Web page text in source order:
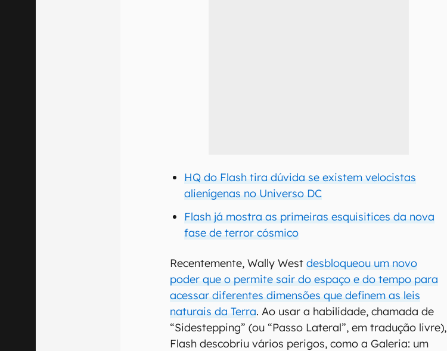
HQ do Flash tira dúvida se existem velocistas
alienígenas no Universo DC
Flash já mostra as primeiras esquisitices da nova
fase de terror cósmico
Recentemente, Wally Westdesbloqueou um novo
poder que o permite sair do espaço e do tempo para
acessar diferentes dimensões que definem as leis
naturais da Terra. Ao usar a habilidade, chamada de
“Sidestepping” (ou “Passo Lateral”, em tradução livre),
Flash descobriu vários perigos, como a Galeria: um